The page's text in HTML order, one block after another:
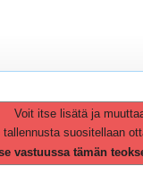
Voit itse lisätä ja
tallennusta suositellaan
vastuussa tämän